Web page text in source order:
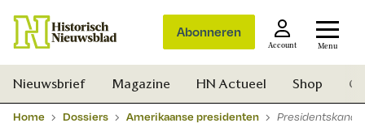
Abonneren
Account Menu
Nieuwsbrief Magazine HN Actueel Shop
Home Dossiers Amerikaanse presidenten